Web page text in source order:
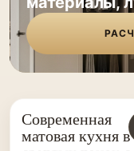
Современная
матовая кухня в
светлых тонах с